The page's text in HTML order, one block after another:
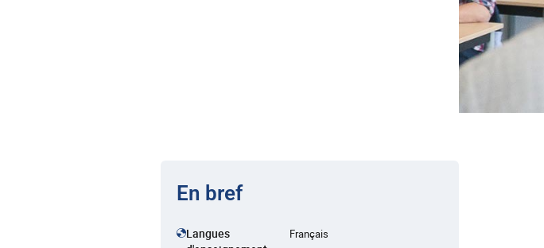
En bref
Langues
Français